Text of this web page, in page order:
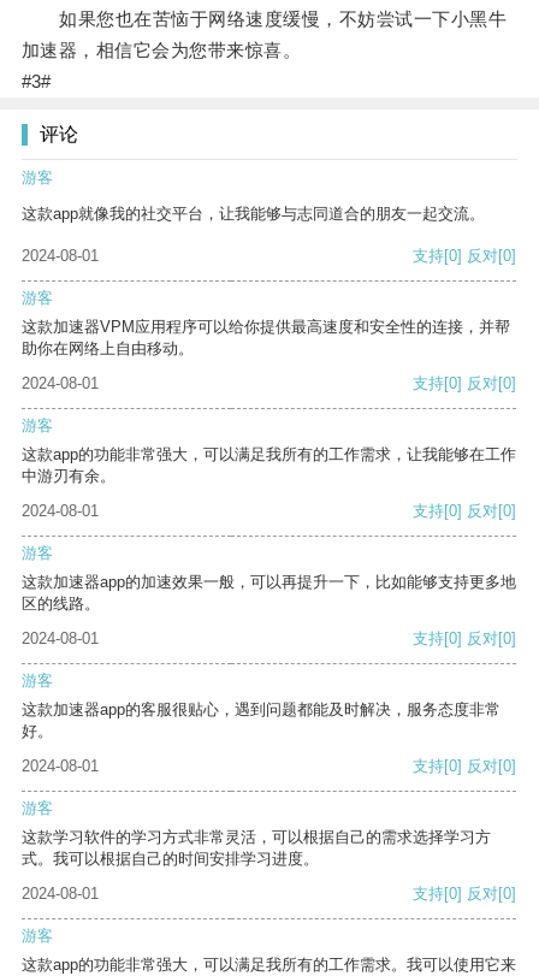
如果您也在苦恼于网络速度缓慢，不妨尝试一下小黑牛
加速器，相信它会为您带来惊喜。
#3#
评论
游客
这款app就像我的社交平台，让我能够与志同道合的朋友一起交流。
2024-08-01 支持[0] 反对[0]
游客
这款加速器VPM应用程序可以给你提供最高速度和安全性的连接，并帮
助你在网络上自由移动。
2024-08-01
支持[0] 反对[0]
游客
这款app的功能非常强大，可以满足我所有的工作需求，让我能够在工作
中游刃有余。
2024-08-01
支持[0] 反对[0]
游客
这款加速器app的加速效果一般，可以再提升一下，比如能够支持更多地
区的线路。
2024-08-01
支持[0] 反对[0]
游客
这款加速器app的客服很贴心，遇到问题都能及时解决，服务态度非常
好。
2024-08-01
支持[0] 反对[0]
游客
这款学习软件的学习方式非常灵活，可以根据自己的需求选择学习方
式。我可以根据自己的时间安排学习进度。
2024-08-01
支持[0] 反对[0]
游客
这款app的功能非常强大，可以满足我所有的工作需求。我可以使用它来